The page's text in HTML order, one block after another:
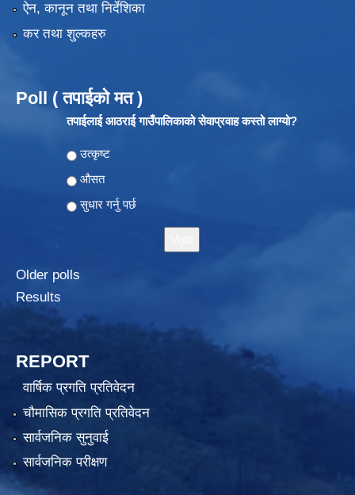
ऐन, कानून तथा निर्देशिका
कर तथा शुल्कहरु
Poll ( तपाईको मत )
तपाईलाई आठराई गाउँपालिकाको सेवाप्रवाह कस्तो लाग्यो?
Choices
उत्कृष्ट
औसत
सुधार गर्नु पर्छ
Older polls
Results
REPORT
वार्षिक प्रगति प्रतिवेदन
चौमासिक प्रगति प्रतिवेदन
सार्वजनिक सुनुवाई
सार्वजनिक परीक्षण